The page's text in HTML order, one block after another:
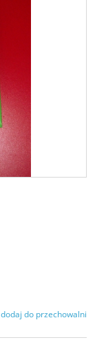
dodaj do przechowalni